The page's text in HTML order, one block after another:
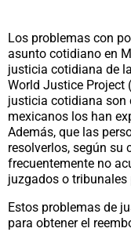
Los problemas con
asunto cotidiano en
justicia cotidiana de
World Justice Project
justicia cotidiana son
mexicanos los han
Además, que las
resolverlos, según su
frecuentemente no
juzgados o tribunales
Estos problemas de
para obtener el